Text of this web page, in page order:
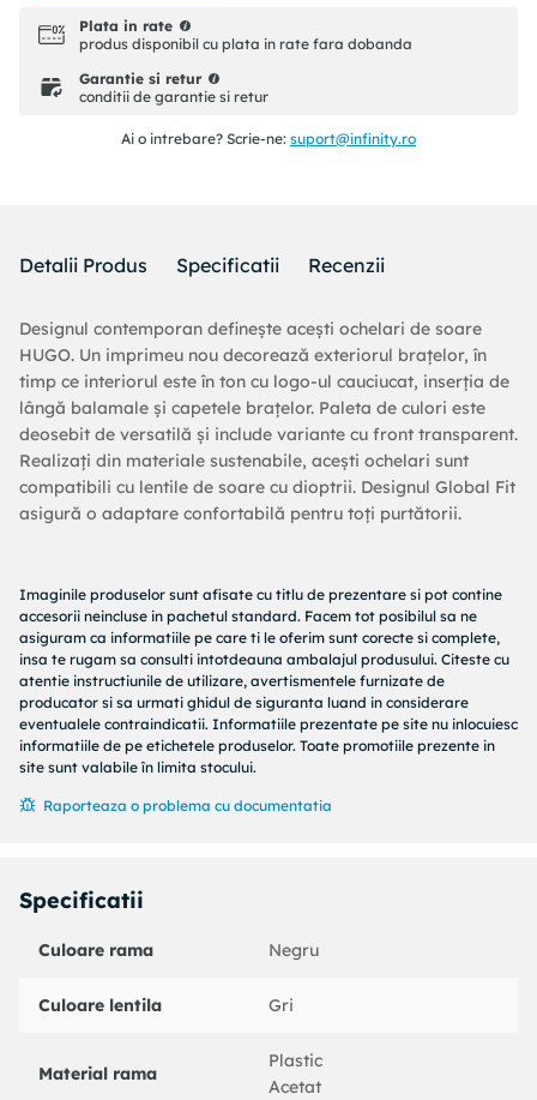
Plata in rate
produs disponibil cu plata in rate fara dobanda
Garantie si retur
conditii de garantie si retur
Ai o intrebare? Scrie-ne: suport@infinity.ro
Detalii Produs Specificatii Recenzii
Designul contemporan definește acești ochelari de soare
HUGO. Un imprimeu nou decorează exteriorul brațelor, în
timp ce interiorul este în ton cu logo-ul cauciucat, inserția de
lângă balamale și capetele brațelor. Paleta de culori este
deosebit de versatilă și include variante cu front transparent.
Realizați din materiale sustenabile, acești ochelari sunt
compatibili cu lentile de soare cu dioptrii. Designul Global Fit
asigură o adaptare confortabilă pentru toți purtătorii.
Imaginile produselor sunt afisate cu titlu de prezentare si pot contine
accesorii neincluse in pachetul standard. Facem tot posibilul sa ne
asiguram ca informatiile pe care ti le oferim sunt corecte si complete,
insa te rugam sa consulti intotdeauna ambalajul produsului. Citeste cu
atentie instructiunile de utilizare, avertismentele furnizate de
producator si sa urmati ghidul de siguranta luand in considerare
eventualele contraindicatii. Informatiile prezentate pe site nu inlocuiesc
informatiile de pe etichetele produselor. Toate promotiile prezente in
site sunt valabile în limita stocului.
Raporteaza o problema cu documentatia
Specificatii
Culoare rama Negru
Culoare lentila Gri
Material rama
Plastic
Acetat